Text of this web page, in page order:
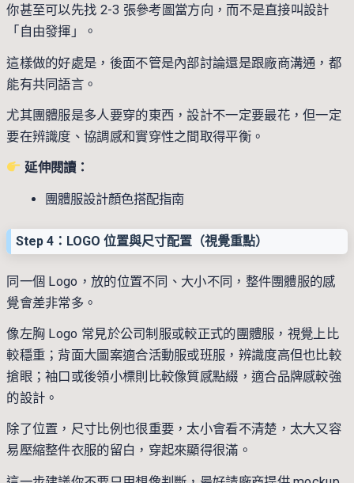
你甚至可以先找 2-3 張參考圖當方向，而不是直接叫設計
「自由發揮」。
這樣做的好處是，後面不管是內部討論還是跟廠商溝通，都
能有共同語言。
尤其團體服是多人要穿的東西，設計不一定要最花，但一定
要在辨識度、協調感和實穿性之間取得平衡。
延伸閱讀：
團體服設計顏色搭配指南
Step 4：LOGO 位置與尺寸配置（視覺重點）
同一個 Logo，放的位置不同、大小不同，整件團體服的感
覺會差非常多。
像左胸 Logo 常見於公司制服或較正式的團體服，視覺上比
較穩重；背面大圖案適合活動服或班服，辨識度高但也比較
搶眼；袖口或後領小標則比較像質感點綴，適合品牌感較強
的設計。
除了位置，尺寸比例也很重要，太小會看不清楚，太大又容
易壓縮整件衣服的留白，穿起來顯得很滿。